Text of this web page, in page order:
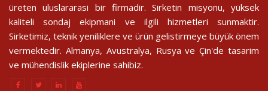
üreten uluslararasi bir firmadir. Sirketin misyonu, yüksek
kaliteli sondaj ekipmani ve ilgili hizmetleri sunmaktir.
Sirketimiz, teknik yeniliklere ve ürün gelistirmeye büyük önem
vermektedir. Almanya, Avustralya, Rusya ve Çin'de tasarim
ve mühendislik ekiplerine sahibiz.